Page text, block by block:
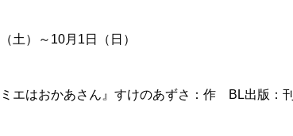
土）～10月1日（日）
ミエはおかあさん』すけのあずさ：作 BL出版：刊